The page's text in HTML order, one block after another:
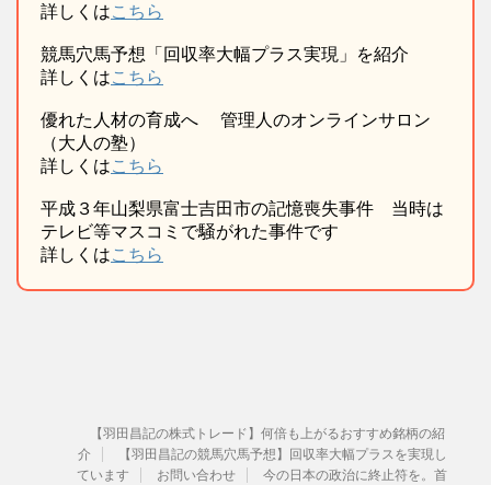
詳しくはこちら
競馬穴馬予想「回収率大幅プラス実現」を紹介
詳しくはこちら
優れた人材の育成へ 管理人のオンラインサロン
（大人の塾）
詳しくはこちら
平成３年山梨県富士吉田市の記憶喪失事件 当時は
テレビ等マスコミで騒がれた事件です
詳しくはこちら
【羽田昌記の株式トレード】何倍も上がるおすすめ銘柄の紹
介
【羽田昌記の競馬穴馬予想】回収率大幅プラスを実現し
ています
お問い合わせ 今の日本の政治に終止符を。首